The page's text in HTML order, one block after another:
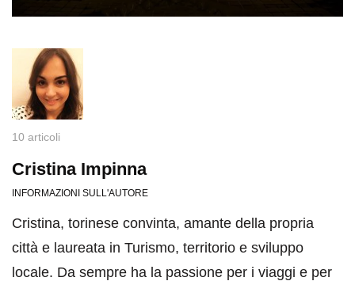
10 articoli
Cristina Impinna
INFORMAZIONI SULL'AUTORE
Cristina, torinese convinta, amante della propria
città e laureata in Turismo, territorio e sviluppo
locale. Da sempre ha la passione per i viaggi e per